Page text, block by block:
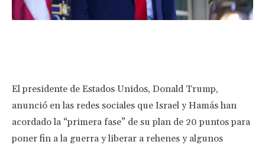
El presidente de Estados Unidos, Donald Trump,
anunció en las redes sociales que Israel y Hamás han
acordado la “primera fase” de su plan de 20 puntos para
poner fin a la guerra y liberar a rehenes y algunos